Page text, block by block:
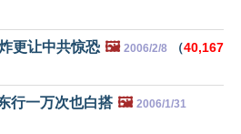
更让中共惊恐 🖼️ 2006/2/8 （40,167
行一万次也白搭 🖼️ 2006/1/31